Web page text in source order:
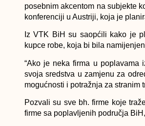
posebnim akcentom na subjekte
konferenciji u Austriji, koja je
Iz VTK BiH su saopćili kako je
kupce robe, koja bi bila
“Ako je neka firma u poplavama
svoja sredstva u zamjenu za
mogućnosti i potražnja za stranim
Pozvali su sve bh. firme koje
firme sa poplavljenih područja